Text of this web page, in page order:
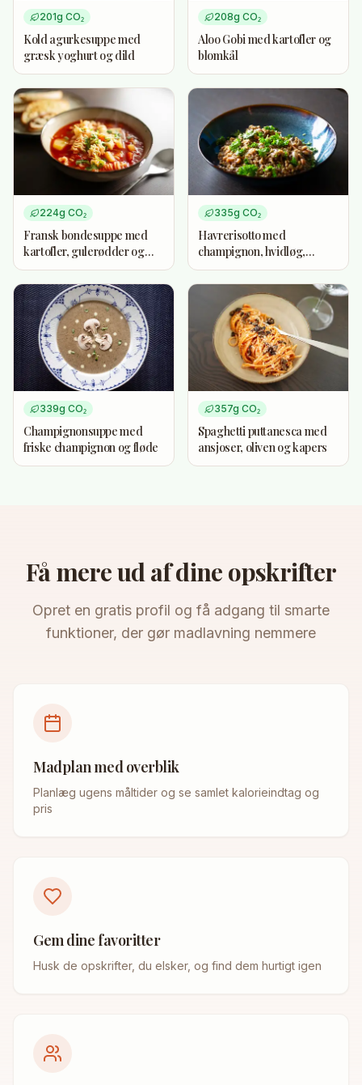
201g CO₂
Kold agurkesuppe med
græsk yoghurt og dild
208g CO₂
Aloo Gobi med kartofler og
blomkål
224g CO₂
Fransk bondesuppe med
kartofler, gulerødder og
tomater
335g CO₂
Havrerisotto med
champignon, hvidløg,
parmesan og timian
339g CO₂
Champignonsuppe med
friske champignon og fløde
357g CO₂
Spaghetti puttanesca med
ansjoser, oliven og kapers
Få mere ud af dine opskrifter
Opret en gratis profil og få adgang til smarte
funktioner, der gør madlavning nemmere
Madplan med overblik
Planlæg ugens måltider og se samlet kalorieindtag og
pris
Gem dine favoritter
Husk de opskrifter, du elsker, og find dem hurtigt igen